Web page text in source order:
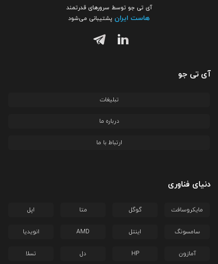
آی تی جو توسط سرورهای قدرتمند
هاست ایران پشتیبانی می‌شود
آی تی جو
تبلیغات
درباره ما
ارتباط با ما
دنیای فناوری
مایکروسافت گوگل متا اپل
سامسونگ اینتل AMD انویدیا
آمازون HP دل تسلا